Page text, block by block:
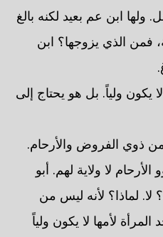
ابن عم بعيد لكنه بالغ
فمن الذي يزوجها؟ ابن
يكون ولياً. بل هو يحتاج إلى
ذوي الفروض والأرحام.
لا ولاية لهم. أبو
لا. لماذا؟ لأنه ليس من
لأمها لا يكون ولياً